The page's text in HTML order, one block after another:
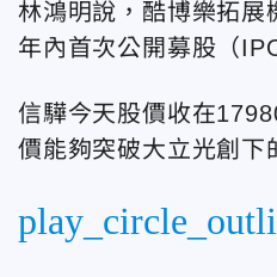
林鴻明說，酷博樂拓展
年內首次公開募股（
信驊今天股價收在
價能夠突破大立光創下